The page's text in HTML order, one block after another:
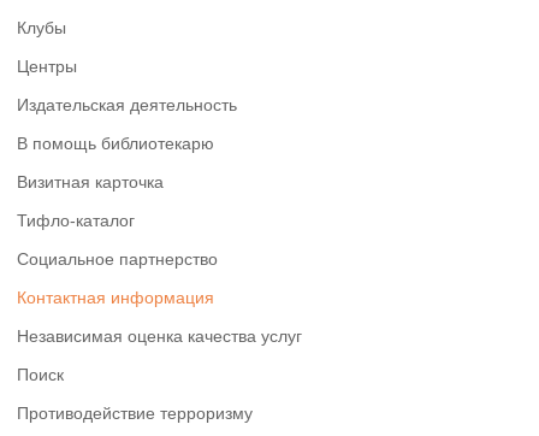
Клубы
Центры
Издательская деятельность
В помощь библиотекарю
Визитная карточка
Тифло-каталог
Социальное партнерство
Контактная информация
Независимая оценка качества услуг
Поиск
Противодействие терроризму